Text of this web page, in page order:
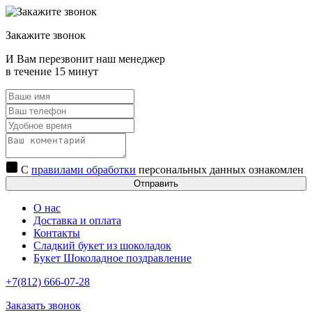
Закажите звонок
И Вам перезвонит наш менеджер
в течение 15 минут
С правилами обработки персональных данных ознакомлен
Отправить
О нас
Доставка и оплата
Контакты
Сладкий букет из шоколадок
Букет Шоколадное поздравление
+7(812) 666-07-28
Заказать звонок